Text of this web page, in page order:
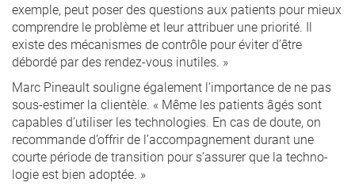
exemple, peut poser des questions aux patients pour mieux
comprendre le problème et leur attribuer une priorité. Il
existe des mécanismes de contrôle pour éviter d’être
débordé par des rendez-vous inutiles. »
Marc Pineault souligne également l’importance de ne pas
sous-estimer la clientèle. « Même les patients âgés sont
capables d’utiliser les technologies. En cas de doute, on
recommande d’offrir de l’accompagnement durant une
courte période de transition pour s’assurer que la techno-
logie est bien adoptée. »